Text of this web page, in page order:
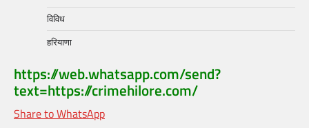
विविध
हरियाणा
https://web.whatsapp.com/send?
text=https://crimehilore.com/
Share to WhatsApp